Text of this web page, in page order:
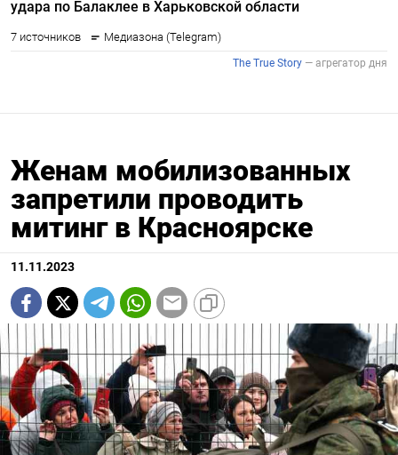
Женам мобилизованных
запретили проводить
митинг в Красноярске
11.11.2023